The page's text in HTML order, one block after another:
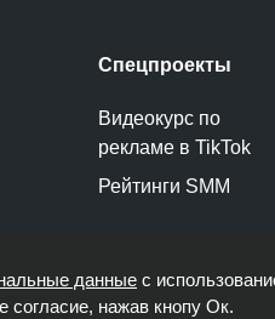
Спецпроекты
Видеокурс по
рекламе в TikTok
Рейтинги SMM
данные с
согласие, нажав кнопу Ок.